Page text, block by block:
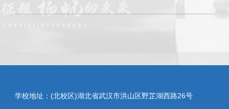
学校地址：(北校区)湖北省武汉市洪山区野芷湖西路26号